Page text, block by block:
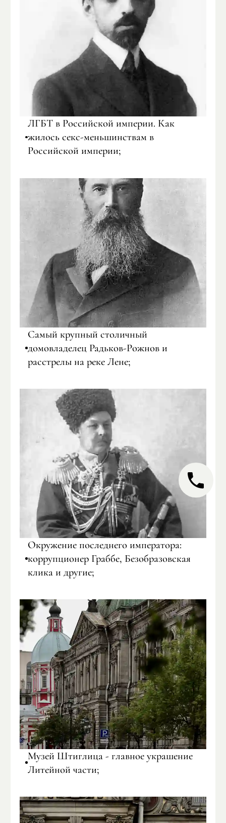
ЛГБТ в Российской империи. Как
жилось секс-меньшинствам в
Российской империи;
Самый крупный столичный
домовладелец Радьков-Рожнов и
расстрелы на реке Лене;
Окружение последнего императора:
коррупционер Граббе, Безобразовская
клика и другие;
Музей Штиглица - главное украшение
Литейной части;